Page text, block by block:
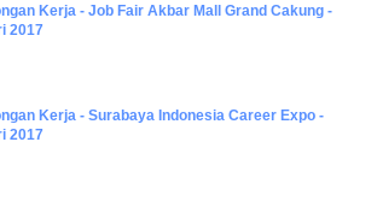
Kerja - Job Fair ​Akbar ​Mall Grand Cakung -
2017
Kerja - Surabaya Indonesia Career Expo -
2017